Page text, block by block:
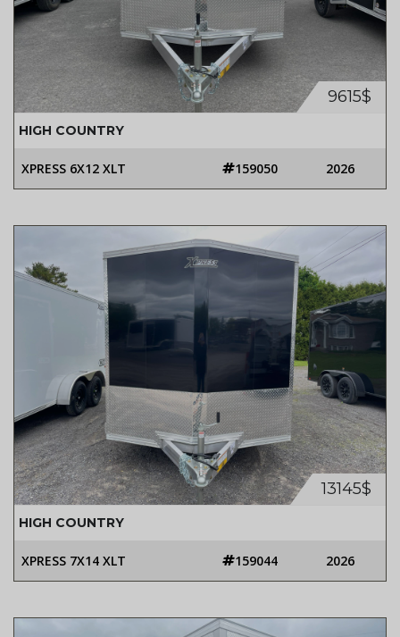
9615$
HIGH COUNTRY
XPRESS 6X12 XLT 159050 2026
13145$
HIGH COUNTRY
XPRESS 7X14 XLT 159044 2026